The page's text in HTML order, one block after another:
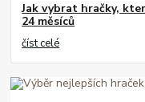
Jak vybrat hračky,
24 měsíců
číst celé